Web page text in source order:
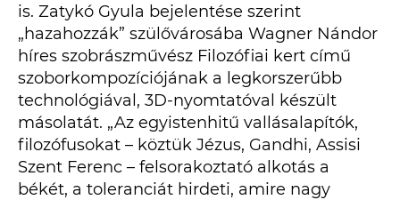
is. Zatykó Gyula bejelentése szerint
„hazahozzák” szülővárosába Wagner Nándor
híres szobrászművész Filozófiai kert című
szoborkompozíciójának a legkorszerűbb
technológiával, 3D-nyomtatóval készült
másolatát. „Az egyistenhitű vallásalapítók,
filozófusokat – köztük Jézus, Gandhi, Assisi
Szent Ferenc – felsorakoztató alkotás a
békét, a toleranciát hirdeti, amire nagy